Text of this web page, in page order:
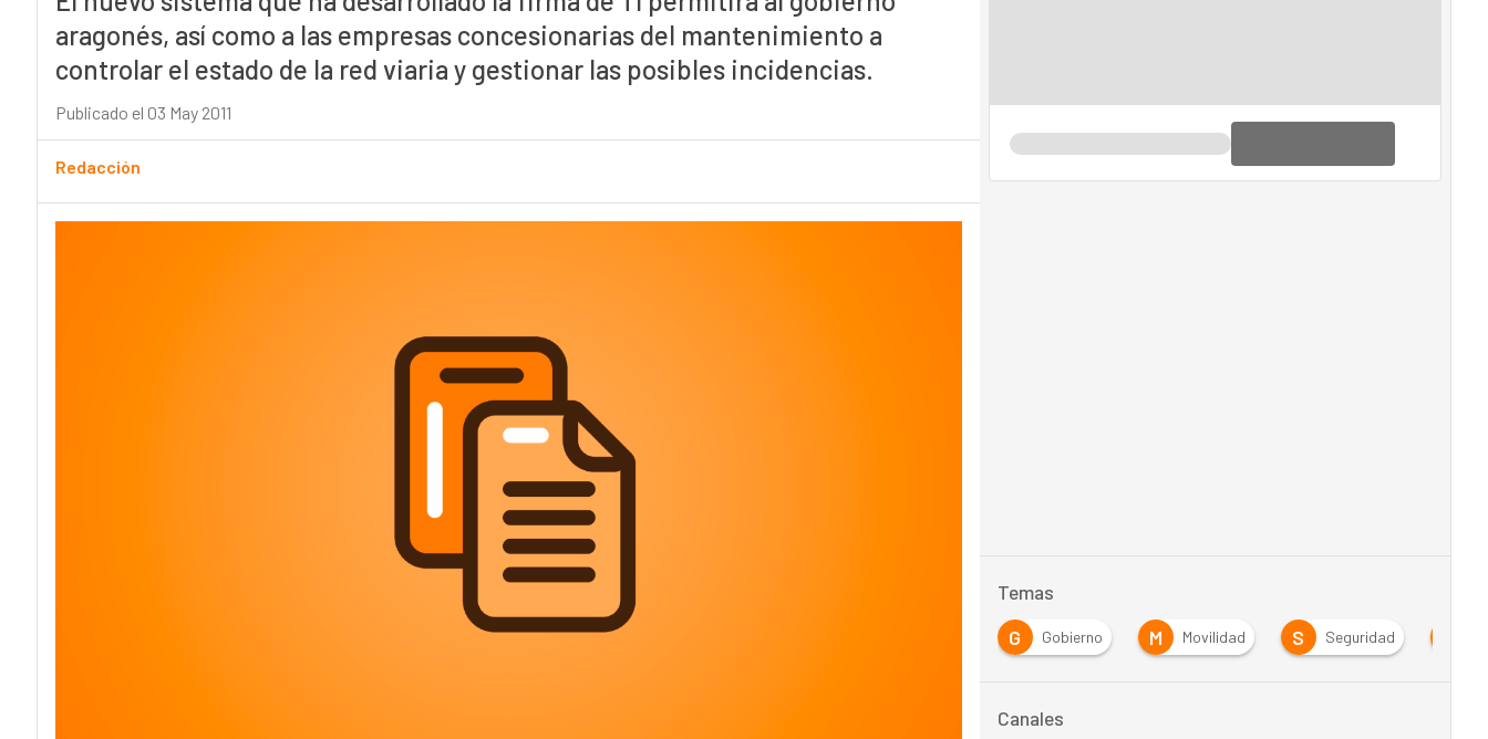
aragonés, así como a las empresas concesionarias del mantenimiento a
controlar el estado de la red viaria y gestionar las posibles incidencias.
Publicado el 03 May 2011
Redacción
Temas
G Gobierno M Movilidad S Seguridad
Canales